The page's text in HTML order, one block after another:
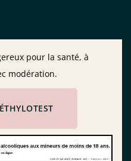
pour la santé, à
modération.